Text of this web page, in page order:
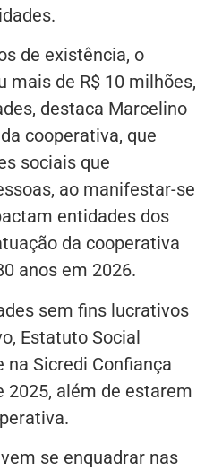
de existência, o
mais de R$ 10 milhões,
destaca Marcelino
cooperativa, que
sociais que
ao manifestar-se
entidades dos
da cooperativa
anos em 2026.
sem fins lucrativos
Estatuto Social
Sicredi Confiança
2025, além de estarem
se enquadrar nas